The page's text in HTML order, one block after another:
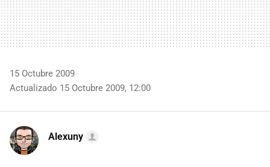
15 Octubre 2009
Actualizado 15 Octubre 2009, 12:00
Alexuny